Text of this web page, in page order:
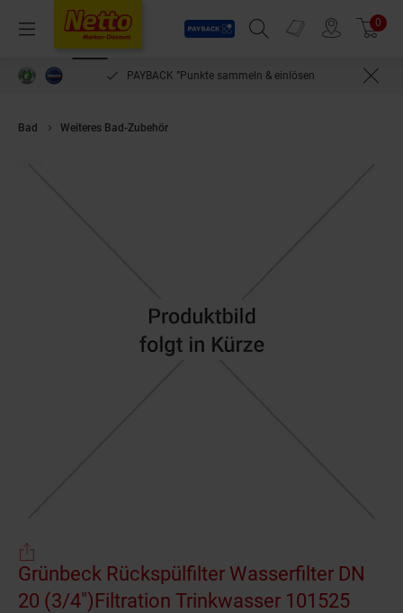
Menü
Payback
Suchfeld einblenden
Prospekte 0
PAYBACK °Punkte sammeln & einlösen
Bad Weiteres Bad-Zubehör
Grünbeck Rückspülfilter Wasserfilter DN
20 (3/4")Filtration Trinkwasser 101525